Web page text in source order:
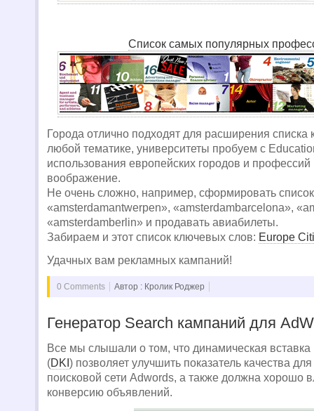
Список самых популярных
Города отлично подходят для расширения списка
любой тематике, университеты пробуем с
использования европейских городов и
воображение.
Не очень сложно, например, сформировать
«amsterdamantwerpen», «amsterdambarcelona»,
«amsterdamberlin» и продавать авиабилеты.
Забираем и этот список ключевых слов: Europe
Удачных вам рекламных кампаний!
0 Comments Автор : Кролик Роджер
Генератор Search кампаний для
Все мы слышали о том, что динамическая
(DKI ) позволяет улучшить показатель качества
поисковой сети Adwords, а также должна хорошо
конверсию объявлений.